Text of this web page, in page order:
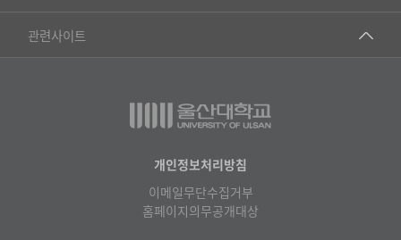
▷일본어·일본학과
▷프랑스어·프랑스학과
공학교육혁신센터
물리BK 미래혁신응집물질물리인재교육연구단
관련사이트
건강가정지원센터
교수협의회
온라인 기술거래 플랫폼
개인정보처리방침
이메일무단수집거부
홈페이지의무공개대상